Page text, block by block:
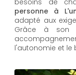
personne à
adapté aux
Grâce à son
l'autonomie et le